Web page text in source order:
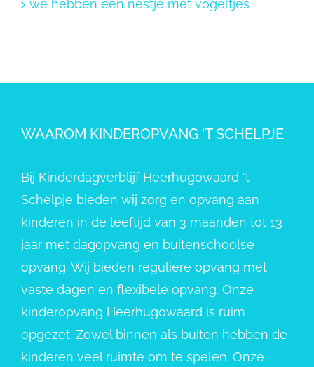
we hebben een nestje met vogeltjes
WAAROM KINDEROPVANG ’T SCHELPJE
Bij Kinderdagverblijf Heerhugowaard ‘t
Schelpje bieden wij zorg en opvang aan
kinderen in de leeftijd van 3 maanden tot 13
jaar met dagopvang en buitenschoolse
opvang. Wij bieden reguliere opvang met
vaste dagen en flexibele opvang. Onze
kinderopvang Heerhugowaard is ruim
opgezet. Zowel binnen als buiten hebben de
kinderen veel ruimte om te spelen. Onze